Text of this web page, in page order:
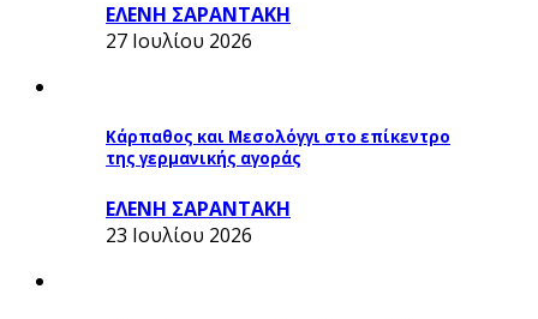
ΕΛΕΝΗ ΣΑΡΑΝΤΑΚΗ
27 Ιουλίου 2026
Κάρπαθος και Μεσολόγγι στο επίκεντρο
της γερμανικής αγοράς
ΕΛΕΝΗ ΣΑΡΑΝΤΑΚΗ
23 Ιουλίου 2026